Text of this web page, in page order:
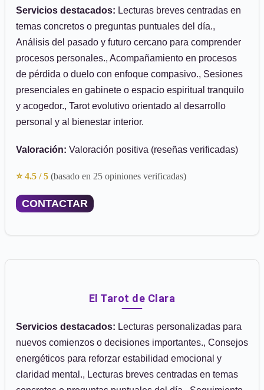
Servicios destacados: Lecturas breves centradas en
temas concretos o preguntas puntuales del día.,
Análisis del pasado y futuro cercano para comprender
procesos personales., Acompañamiento en procesos
de pérdida o duelo con enfoque compasivo., Sesiones
presenciales en gabinete o espacio espiritual tranquilo
y acogedor., Tarot evolutivo orientado al desarrollo
personal y al bienestar interior.
Valoración: Valoración positiva (reseñas verificadas)
⭐ 4.5 / 5 (basado en 25 opiniones verificadas)
CONTACTAR
El Tarot de Clara
Servicios destacados: Lecturas personalizadas para
nuevos comienzos o decisiones importantes., Consejos
energéticos para reforzar estabilidad emocional y
claridad mental., Lecturas breves centradas en temas